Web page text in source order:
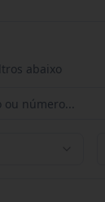
abaixo